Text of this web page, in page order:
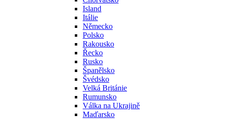
Island
Itálie
Německo
Polsko
Rakousko
Řecko
Rusko
Španělsko
Švédsko
Velká Británie
Rumunsko
Válka na Ukrajině
Maďarsko